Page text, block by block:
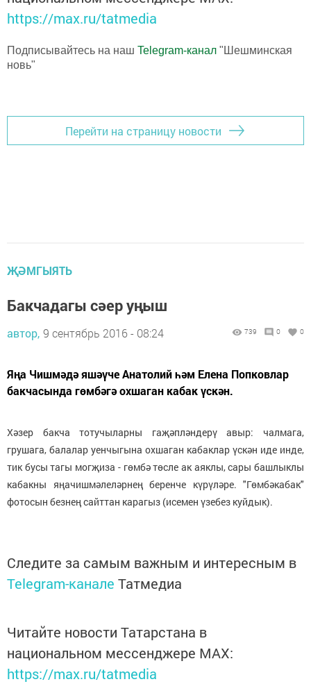
https://max.ru/tatmedia
Подписывайтесь на наш Telegram-канал "Шешминская
новь"
Перейти на страницу новости
ҖӘМГЫЯТЬ
Бакчадагы сәер уңыш
автор, 9 сентябрь 2016 - 08:24 739 0 0
Яңа Чишмәдә яшәүче Анатолий һәм Елена Попковлар
бакчасында гөмбәгә охшаган кабак үскән.
Хәзер бакча тотучыларны гаҗәпләндерү авыр: чалмага,
грушага, балалар уенчыгына охшаган кабаклар үскән иде инде,
тик бусы тагы могҗиза - гөмбә төсле ак аяклы, сары башлыклы
кабакны яңачишмәлеләрнең беренче күрүләре. "Гөмбәкабак"
фотосын безнең сайттан карагыз (исемен үзебез куйдык).
Следите за самым важным и интересным в
Telegram-канале Татмедиа
Читайте новости Татарстана в
национальном мессенджере MАХ:
https://max.ru/tatmedia